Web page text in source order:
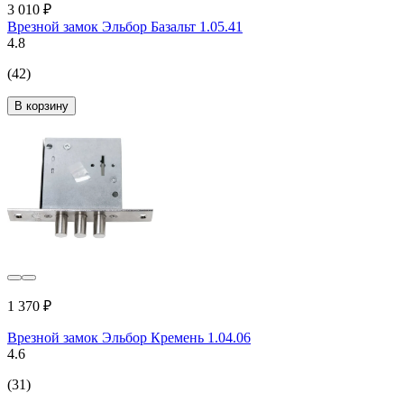
3 010 ₽
Врезной замок Эльбор Базальт 1.05.41
4.8
(42)
В корзину
1 370 ₽
Врезной замок Эльбор Кремень 1.04.06
4.6
(31)